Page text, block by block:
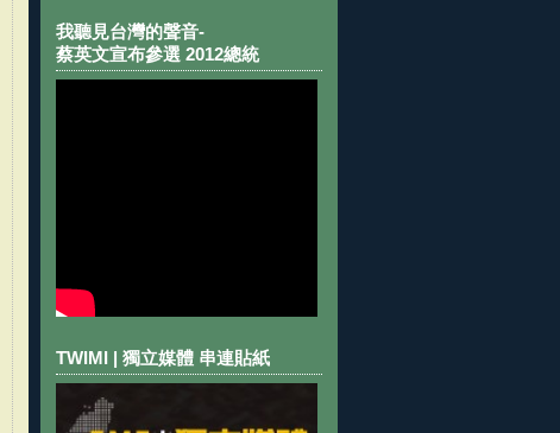
我聽見台灣的聲音-
蔡英文宣布參選 2012總統
TWIMI | 獨立媒體 串連貼紙